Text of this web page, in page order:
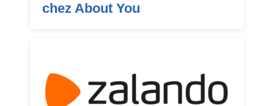
chez About You